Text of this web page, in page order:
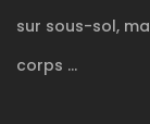
sur sous-sol,
corps ...